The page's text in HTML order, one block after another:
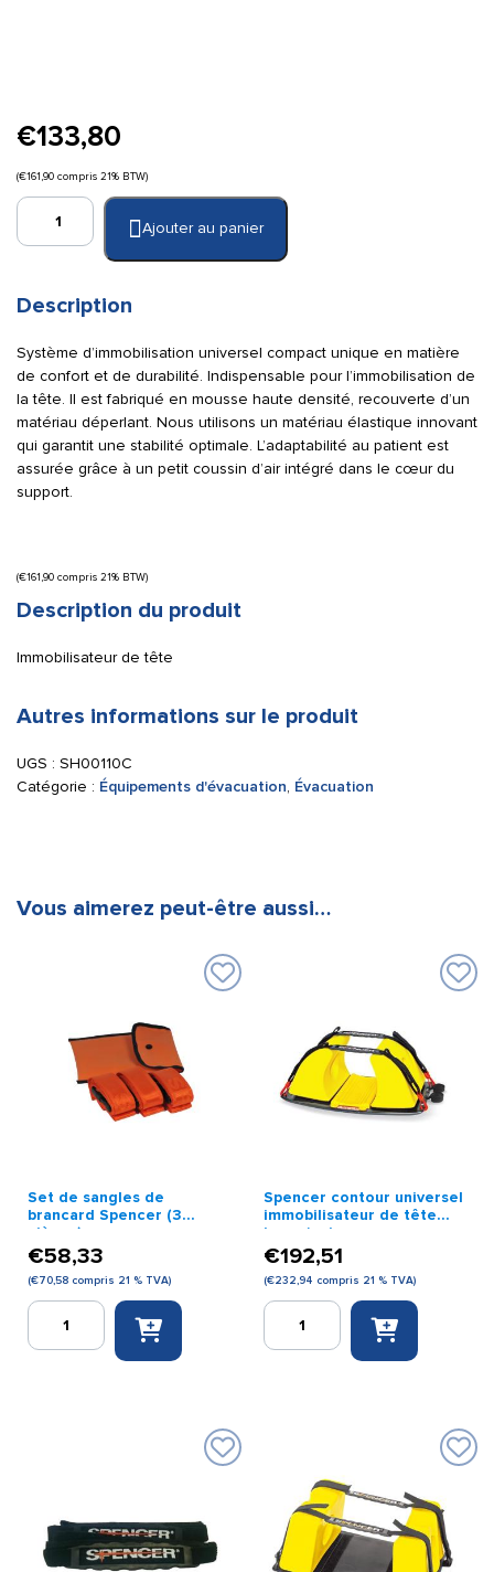
€133,80
(€161,90 compris 21% BTW)
quantité
Immobilisateur
tête
bleu
Spencer
Ajouter au panier
Description
Système d’immobilisation universel compact unique en matière
de confort et de durabilité. Indispensable pour l’immobilisation de
la tête. Il est fabriqué en mousse haute densité, recouverte d’un
matériau déperlant. Nous utilisons un matériau élastique innovant
qui garantit une stabilité optimale. L’adaptabilité au patient est
assurée grâce à un petit coussin d’air intégré dans le cœur du
support.
(€161,90 compris 21% BTW)
Description du produit
Immobilisateur de tête
Autres informations sur le produit
UGS : SH00110C
Catégorie : Équipements d'évacuation, Évacuation
Vous aimerez peut-être aussi…
Set de sangles de
brancard Spencer (3
pièces)
€58,33
(€70,58 compris 21 % TVA)
quantité
pièces)
Spencer contour universel
immobilisateur de tête
jaune/noir
€192,51
(€232,94 compris 21 % TVA)
quantité
jaune/noir